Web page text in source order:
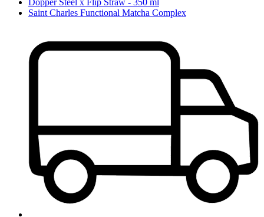
Dopper Steel x Flip Straw - 350 ml
Saint Charles Functional Matcha Complex